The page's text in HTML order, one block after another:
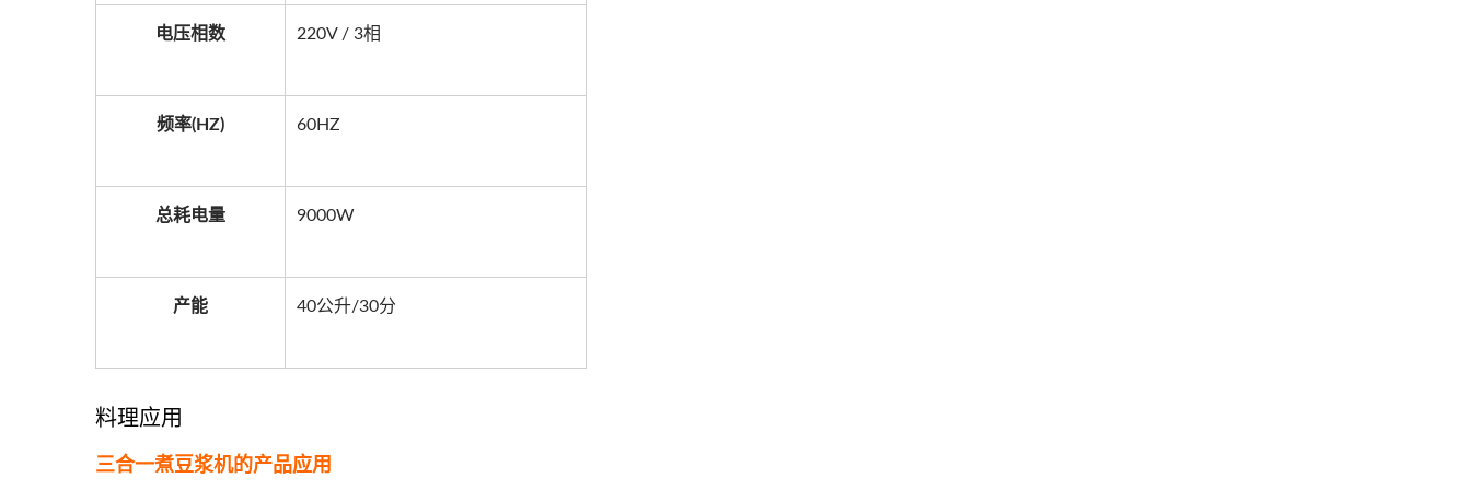
电压相数 220V / 3相
频率(HZ) 60HZ
总耗电量 9000W
产能 40公升/30分
料理应用
三合一煮豆浆机的产品应用